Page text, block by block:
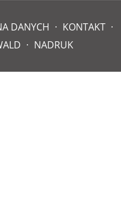
DANYCH
KONTAKT
NADRUK